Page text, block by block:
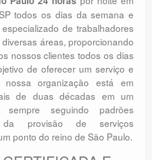
todos os dias da semana e
de trabalhadores
áreas, proporcionando
nossos clientes todos os dias
de oferecer um serviço e
nossa organização está em
de duas décadas em um
seguindo padrões
da provisão de serviços
ponto do reino de São Paulo.